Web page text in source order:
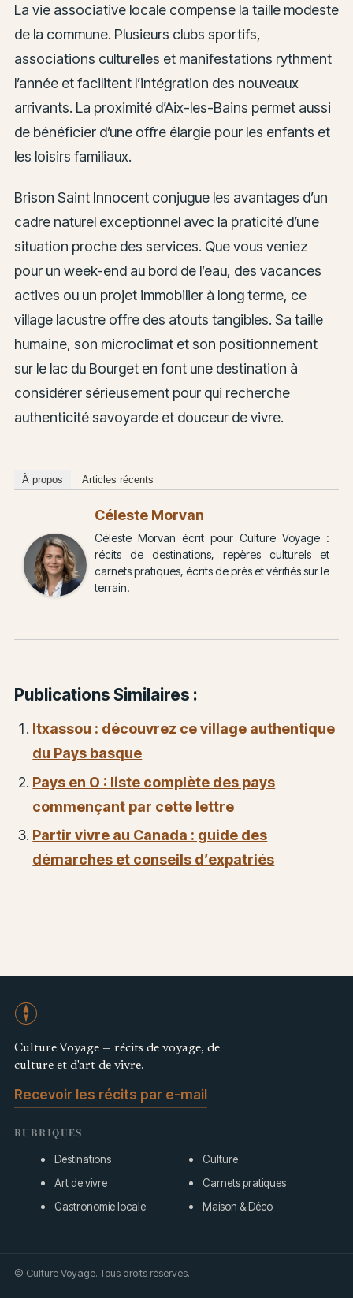
La vie associative locale compense la taille modeste
de la commune. Plusieurs clubs sportifs,
associations culturelles et manifestations rythment
l’année et facilitent l’intégration des nouveaux
arrivants. La proximité d’Aix-les-Bains permet aussi
de bénéficier d’une offre élargie pour les enfants et
les loisirs familiaux.
Brison Saint Innocent conjugue les avantages d’un
cadre naturel exceptionnel avec la praticité d’une
situation proche des services. Que vous veniez
pour un week-end au bord de l’eau, des vacances
actives ou un projet immobilier à long terme, ce
village lacustre offre des atouts tangibles. Sa taille
humaine, son microclimat et son positionnement
sur le lac du Bourget en font une destination à
considérer sérieusement pour qui recherche
authenticité savoyarde et douceur de vivre.
À propos Articles récents
Céleste Morvan
Céleste Morvan écrit pour Culture Voyage :
récits de destinations, repères culturels et
carnets pratiques, écrits de près et vérifiés sur le
terrain.
Publications Similaires :
Itxassou : découvrez ce village authentique
du Pays basque
Pays en O : liste complète des pays
commençant par cette lettre
Partir vivre au Canada : guide des
démarches et conseils d’expatriés
Culture Voyage — récits de voyage, de
culture et d'art de vivre.
Recevoir les récits par e-mail
RUBRIQUES
Destinations
Culture
Art de vivre
Carnets pratiques
Gastronomie locale
Maison & Déco
© Culture Voyage. Tous droits réservés.